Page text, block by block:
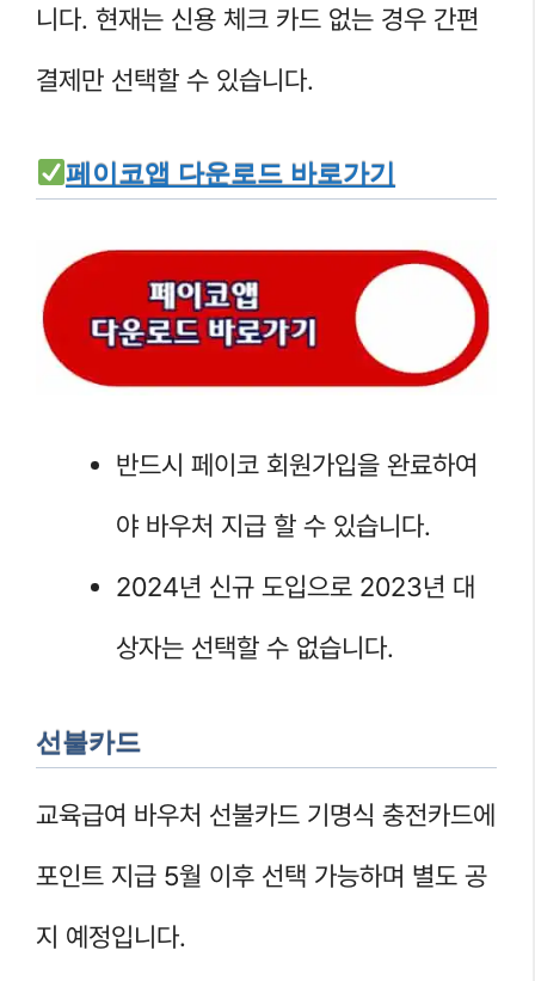
니다. 현재는 신용 체크 카드 없는 경우 간편
결제만 선택할 수 있습니다.
페이코앱 다운로드 바로가기
반드시 페이코 회원가입을 완료하여
야 바우처 지급 할 수 있습니다.
2024년 신규 도입으로 2023년 대
상자는 선택할 수 없습니다.
선불카드
교육급여 바우처 선불카드 기명식 충전카드에
포인트 지급 5월 이후 선택 가능하며 별도 공
지 예정입니다.